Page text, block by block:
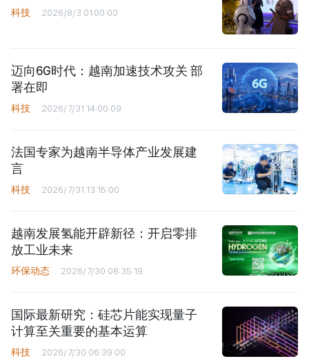
科技 2026/8/3 01:00:00
迈向6G时代：越南加速技术攻关 部
署在即
科技 2026/7/31 14:00:09
法国专家为越南半导体产业发展建
言
科技 2026/7/31 13:15:00
越南发展氢能开辟新径：开启零排
放工业未来
环保动态 2026/7/30 08:35:19
国际最新研究：硅芯片能实现量子
计算至关重要的基本运算
科技 2026/7/30 06:39:00